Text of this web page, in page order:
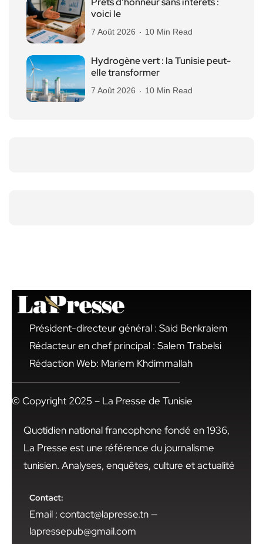
voici le
7 Août 2026 10 Min Read
Hydrogène vert : la Tunisie peut-
elle transformer
7 Août 2026 10 Min Read
Président-directeur général : Said Benkraiem
Rédacteur en chef principal : Salem Trabelsi
Rédaction Web: Mariem Khdimmallah
© Copyright 2025 – La Presse de Tunisie
Quotidien national francophone fondé en 1936,
La Presse est une référence du journalisme
tunisien. Analyses, enquêtes, culture et actualité
Contact:
Email : contact@lapresse.tn —
lapressepub@gmail.com